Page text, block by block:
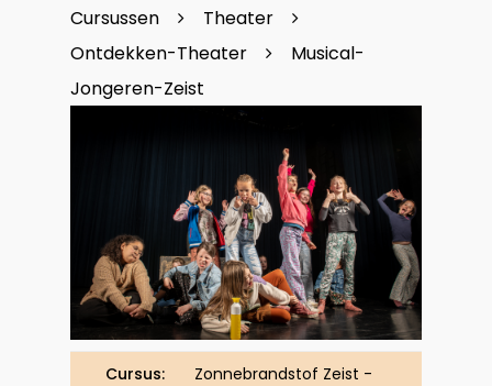
Cursussen
Theater
Ontdekken-Theater
Musical-
Jongeren-Zeist
Cursus:
Zonnebrandstof Zeist -